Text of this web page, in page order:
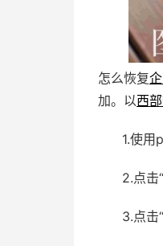
怎么恢复
加。以西
1.使用
2.点击
3.点击